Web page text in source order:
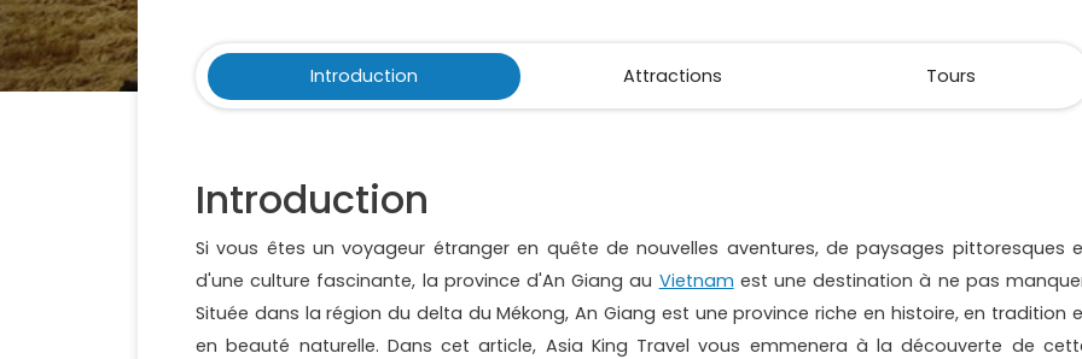
Introduction Attractions Tours
Introduction
Si vous êtes un voyageur étranger en quête de nouvelles aventures, de paysages pittoresques
d'une culture fascinante, la province d'An Giang au Vietnam est une destination à ne pas
Située dans la région du delta du Mékong, An Giang est une province riche en histoire, en tradition
en beauté naturelle. Dans cet article, Asia King Travel vous emmenera à la découverte de